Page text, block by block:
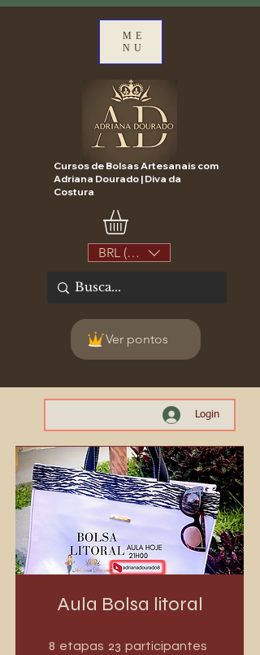
ME
NU
Cursos de Bolsas Artesanais com
Adriana Dourado | Diva da
Costura
BRL (R$)
Ver pontos
Login
Aula Bolsa litoral
8 etapas 8 etapas
23 participantes